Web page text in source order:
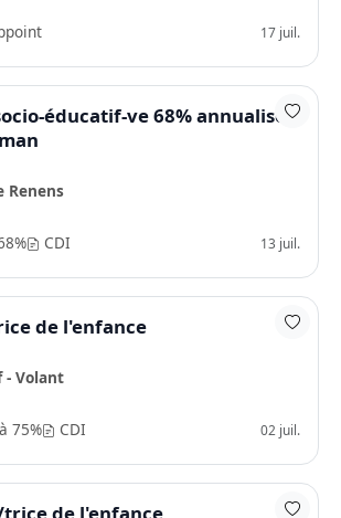
17 juil.
éducatif-ve 68% annualisé -
Renens
CDI 13 juil.
de l'enfance
- Volant
75% CDI 02 juil.